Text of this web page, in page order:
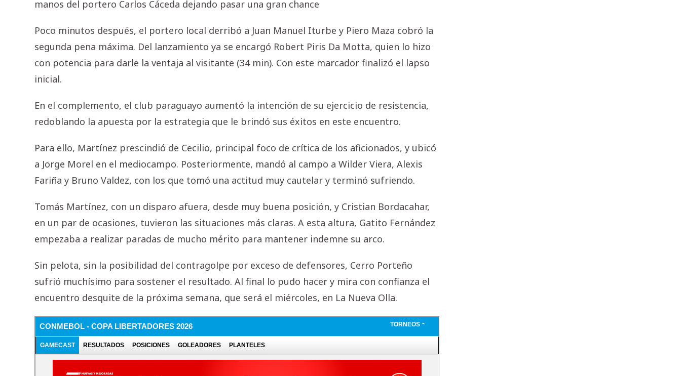
manos del portero Carlos Cáceda dejando pasar una gran chance
Poco minutos después, el portero local derribó a Juan Manuel Iturbe y Piero Maza cobró la
segunda pena máxima. Del lanzamiento ya se encargó Robert Piris Da Motta, quien lo hizo
con potencia para darle la ventaja al visitante (34 min). Con este marcador finalizó el lapso
inicial.
En el complemento, el club paraguayo aumentó la intención de su ejercicio de resistencia,
redoblando la apuesta por la estrategia que le brindó sus éxitos en este encuentro.
Para ello, Martínez prescindió de Cecilio, principal foco de crítica de los aficionados, y ubicó
a Jorge Morel en el mediocampo. Posteriormente, mandó al campo a Wilder Viera, Alexis
Fariña y Bruno Valdez, con los que tomó una actitud muy cautelar y terminó sufriendo.
Tomás Martínez, con un disparo afuera, desde muy buena posición, y Cristian Bordacahar,
en un par de ocasiones, tuvieron las situaciones más claras. A esta altura, Gatito Fernández
empezaba a realizar paradas de mucho mérito para mantener indemne su arco.
Sin pelota, sin la posibilidad del contragolpe por exceso de defensores, Cerro Porteño
sufrió muchísimo para sostener el resultado. Al final lo pudo hacer y mira con confianza el
encuentro desquite de la próxima semana, que será el miércoles, en La Nueva Olla.